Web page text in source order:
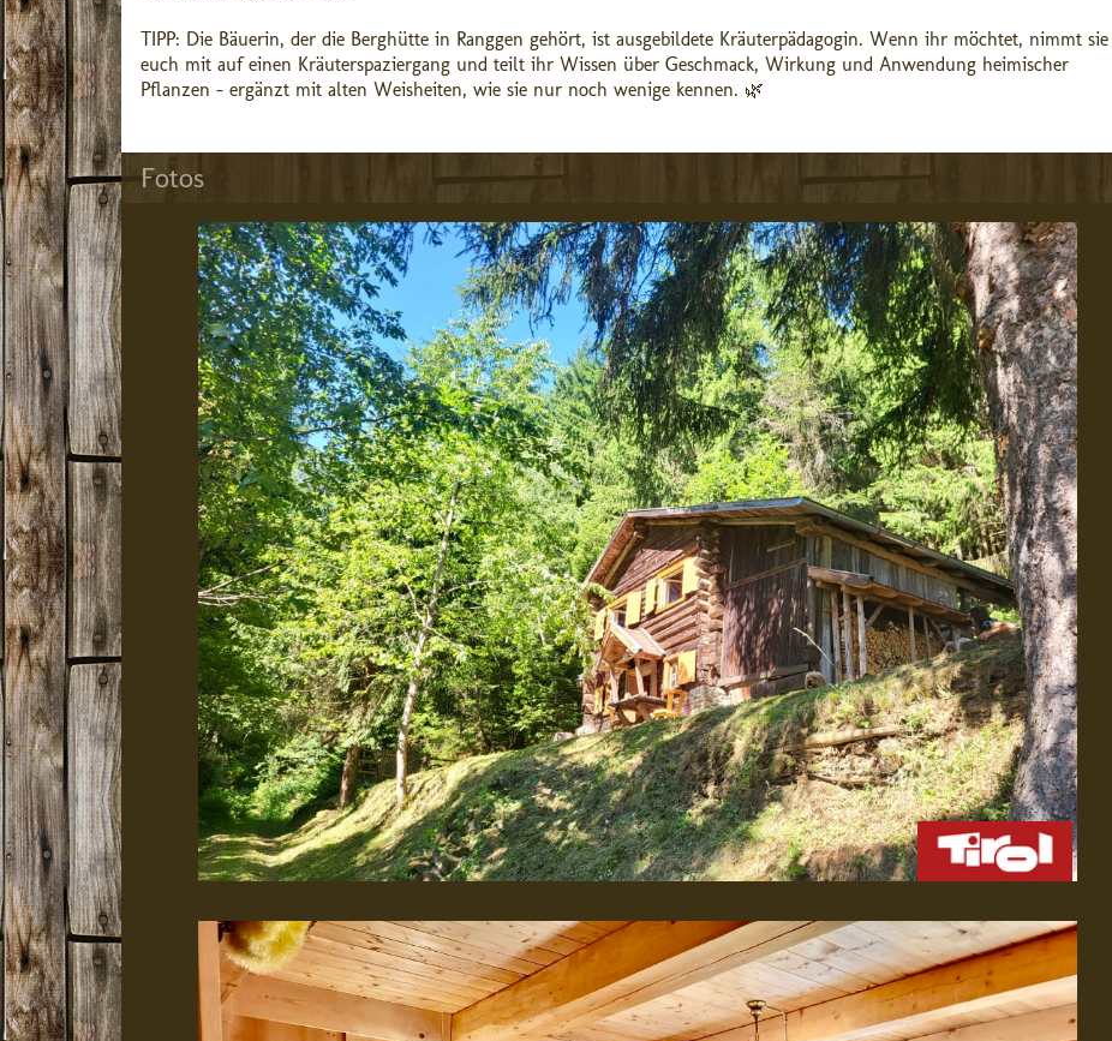
TIPP: Die Bäuerin, der die Berghütte in Ranggen gehört, ist ausgebildete Kräuterpädagogin. Wenn ihr möchtet, nimmt sie
euch mit auf einen Kräuterspaziergang und teilt ihr Wissen über Geschmack, Wirkung und Anwendung heimischer
Pflanzen – ergänzt mit alten Weisheiten, wie sie nur noch wenige kennen. 🌿
Fotos